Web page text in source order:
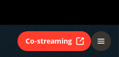
Co-streaming